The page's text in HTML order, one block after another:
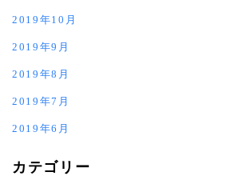
2019年10月
2019年9月
2019年8月
2019年7月
2019年6月
カテゴリー